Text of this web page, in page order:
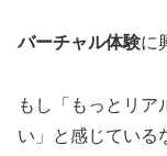
バーチャル体験に
もし「もっとリ
い」と感じている